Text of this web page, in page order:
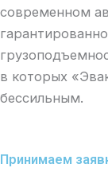
современном
в которых
бессильным.
Принимаем